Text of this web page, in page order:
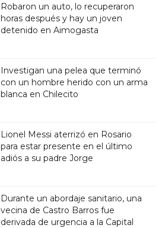
Robaron un auto, lo recuperaron
horas después y hay un joven
detenido en Aimogasta
Investigan una pelea que terminó
con un hombre herido con un arma
blanca en Chilecito
Lionel Messi aterrizó en Rosario
para estar presente en el último
adiós a su padre Jorge
Durante un abordaje sanitario, una
vecina de Castro Barros fue
derivada de urgencia a la Capital